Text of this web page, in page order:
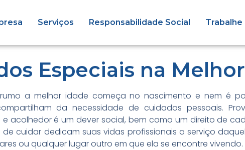
Serviços Responsabilidade Social Trabalhe
Especiais na
a melhor idade começa no nascimento e nem é
da necessidade de cuidados pessoais.
acolhedor é um dever social, bem como um direito de
cuidar dedicam suas vidas profissionais a serviço
ou qualquer lugar outro em que ela se encontre vivendo.